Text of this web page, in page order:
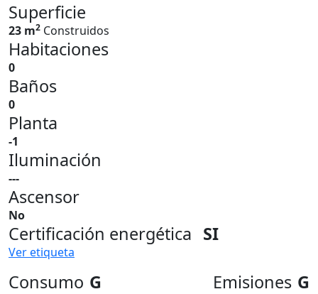
Superficie
23 m2 Construidos
Habitaciones
0
Baños
0
Planta
-1
Iluminación
---
Ascensor
No
Certificación energética SI
Ver etiqueta
Consumo G Emisiones G